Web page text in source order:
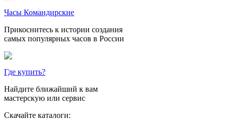
Часы Командирские
Прикоснитесь к истории создания
самых популярных часов в России
Где купить?
Найдите ближайший к вам
мастерскую или сервис
Скачайте каталоги: